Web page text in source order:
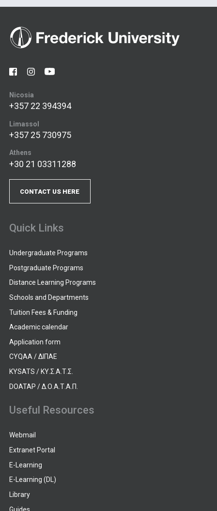
Nicosia
+357 22 394394
Limassol
+357 25 730975
Athens
+30 21 03311288
CONTACT US HERE
Quick Links
Undergraduate Programs
Postgraduate Programs
Distance Learning Programs
Schools and Departments
Tuition Fees & Funding
Academic calendar
Application form
CYQAA / ΔΙΠΑΕ
KYSATS / ΚΥ.Σ.Α.Τ.Σ.
DOATAP / Δ.Ο.Α.Τ.Α.Π.
Useful Resources
Webmail
Extranet Portal
E-Learning
E-Learning (DL)
Library
Guides